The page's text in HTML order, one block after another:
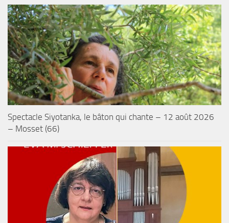
Spectacle Siyotanka, le bâton qui chante – 12 août 2026
– Mosset (66)